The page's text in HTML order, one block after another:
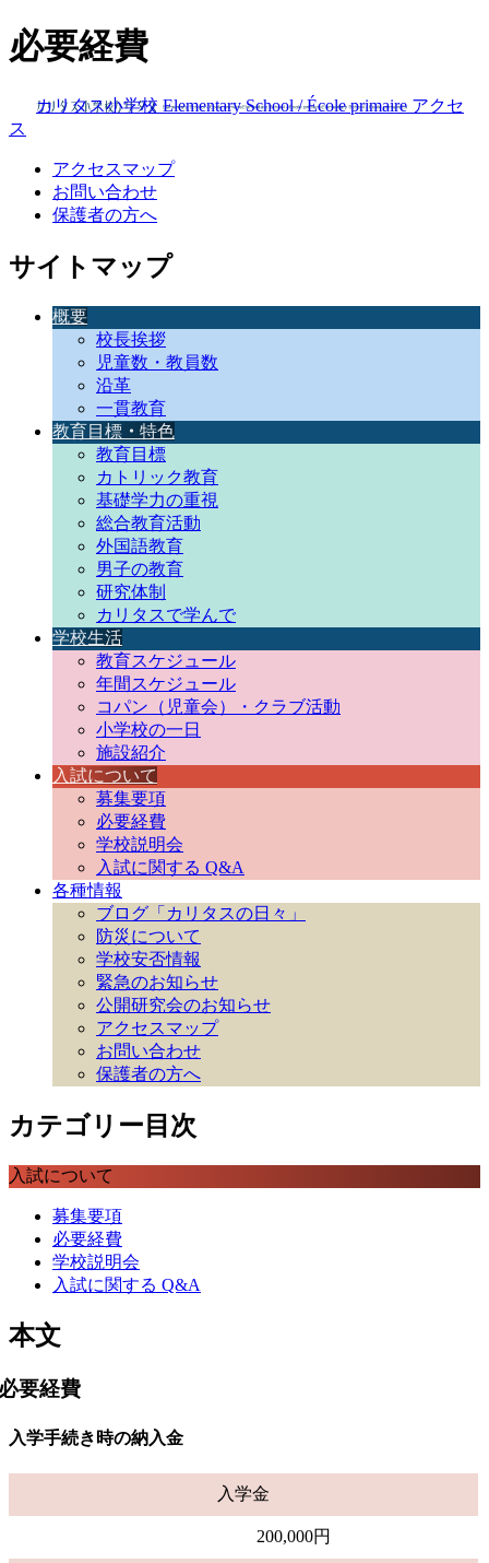
必要経費
カリタス小学校 Elementary School / École primaire アクセ
ス
アクセスマップ
お問い合わせ
保護者の方へ
サイトマップ
概要
校長挨拶
児童数・教員数
沿革
一貫教育
教育目標 ・ 特色
教育目標
カトリック教育
基礎学力の重視
総合教育活動
外国語教育
男子の教育
研究体制
カリタスで学んで
学校生活
教育スケジュール
年間スケジュール
コパン（児童会）・クラブ活動
小学校の一日
施設紹介
入試について
募集要項
必要経費
学校説明会
入試に関する Q&A
各種情報
ブログ「カリタスの日々」
防災について
学校安否情報
緊急のお知らせ
公開研究会のお知らせ
アクセスマップ
お問い合わせ
保護者の方へ
カテゴリー目次
入試について
募集要項
必要経費
学校説明会
入試に関する Q&A
本文
要経費
入学手続き時の納入金
入学金
200,000円